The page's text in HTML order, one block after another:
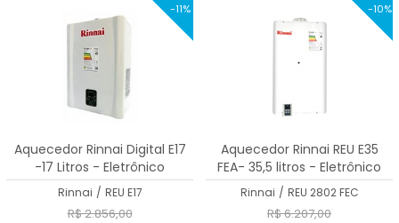
-11%
Aquecedor Rinnai Digital E17
-17 Litros - Eletrônico
Rinnai / REU E17
R$ 2.856,00
-10%
Aquecedor Rinnai REU E35
FEA- 35,5 litros - Eletrônico
Rinnai / REU 2802 FEC
R$ 6.207,00